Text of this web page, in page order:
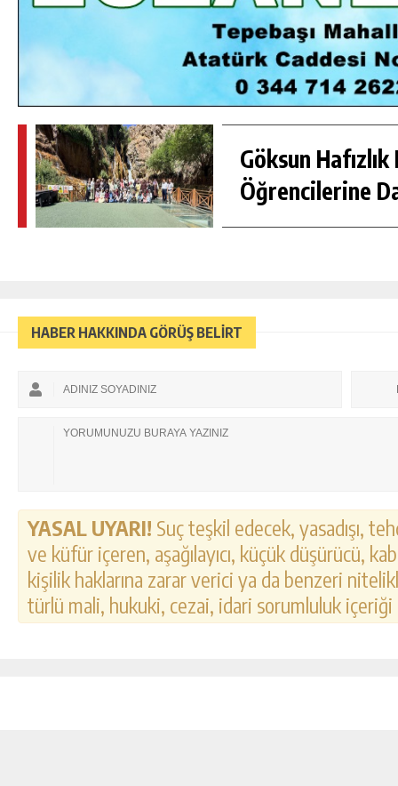
Göksun Hafızlık
Öğrencilerine
HABER HAKKINDA GÖRÜŞ BELİRT
YASAL UYARI! Suç teşkil edecek, yasadışı,
ve küfür içeren, aşağılayıcı, küçük düşürücü,
kişilik haklarına zarar verici ya da benzeri
türlü mali, hukuki, cezai, idari sorumluluk
GÜNLÜK HABER AKIŞI
GÖKSUN HAFIZLIK KIZ KUR’AN KURSU
ÖĞRENCILERINE DARENDE GEZISI.